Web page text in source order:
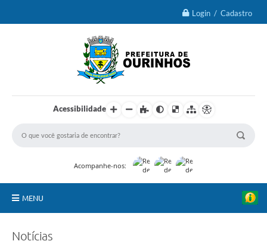
Login / Cadastro
Acessibilidade
Acompanhe-nos:
MENU
Notícias